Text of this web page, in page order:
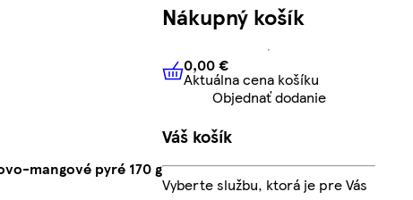
mangové pyré 170 g
Nákupný košík
0,00 € Aktuálna cena košíku
0,00 €
Aktuálna cena košíku
Objednať dodanie
Váš košík
Vyberte službu, ktorá je pre Vás